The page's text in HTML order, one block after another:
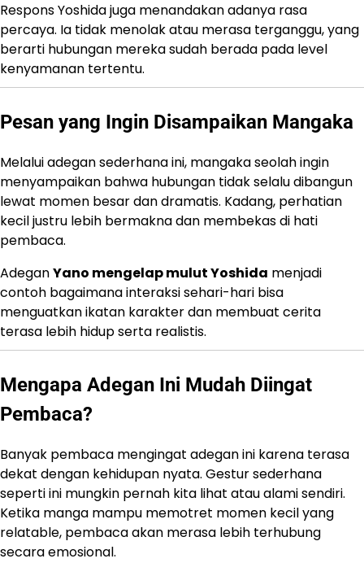
Respons Yoshida juga menandakan adanya rasa
percaya. Ia tidak menolak atau merasa terganggu, yang
berarti hubungan mereka sudah berada pada level
kenyamanan tertentu.
Pesan yang Ingin Disampaikan Mangaka
Melalui adegan sederhana ini, mangaka seolah ingin
menyampaikan bahwa hubungan tidak selalu dibangun
lewat momen besar dan dramatis. Kadang, perhatian
kecil justru lebih bermakna dan membekas di hati
pembaca.
AdeganYano mengelap mulut Yoshida menjadi
contoh bagaimana interaksi sehari-hari bisa
menguatkan ikatan karakter dan membuat cerita
terasa lebih hidup serta realistis.
Mengapa Adegan Ini Mudah Diingat
Pembaca?
Banyak pembaca mengingat adegan ini karena terasa
dekat dengan kehidupan nyata. Gestur sederhana
seperti ini mungkin pernah kita lihat atau alami sendiri.
Ketika manga mampu memotret momen kecil yang
relatable, pembaca akan merasa lebih terhubung
secara emosional.